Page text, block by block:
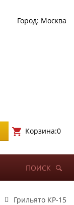
Город: Москва
Корзина:0
ПОИСК
Грильято КР-15